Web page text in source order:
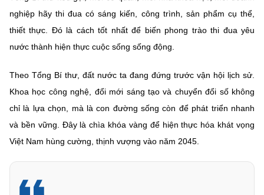
nghiệp hãy thi đua có sáng kiến, công trình, sản phẩm cụ thể,
thiết thực. Đó là cách tốt nhất để biến phong trào thi đua yêu
nước thành hiện thực cuộc sống sống động.
Theo Tổng Bí thư, đất nước ta đang đứng trước vận hội lịch sử.
Khoa học công nghệ, đổi mới sáng tạo và chuyển đổi số không
chỉ là lựa chọn, mà là con đường sống còn để phát triển nhanh
và bền vững. Đây là chìa khóa vàng để hiện thực hóa khát vọng
Việt Nam hùng cường, thịnh vượng vào năm 2045.